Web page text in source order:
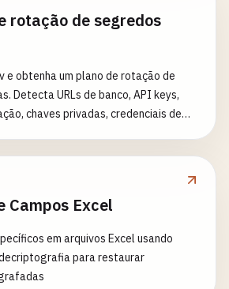
rotação de segredos
e obtenha um plano de rotação de
Detecta URLs de banco, API keys,
chaves privadas, credenciais de
(30/90/180/365 dias)
Campos Excel
em arquivos Excel usando
para restaurar